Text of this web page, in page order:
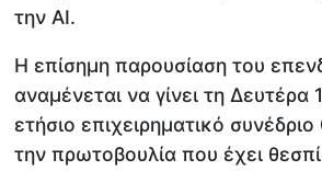
την AI.
Η επίσημη παρουσίαση του
αναμένεται να γίνει τη Δευτέρα
ετήσιο επιχειρηματικό συνέδριο
την πρωτοβουλία που έχει